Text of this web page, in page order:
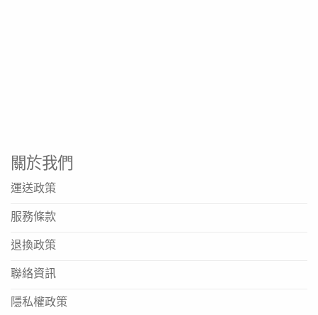
關於我們
運送政策
服務條款
退換政策
聯絡資訊
隱私權政策